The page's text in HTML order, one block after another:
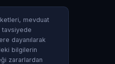
mevduat
tavsiyede
dayanılarak
bilgilerin
zararlardan